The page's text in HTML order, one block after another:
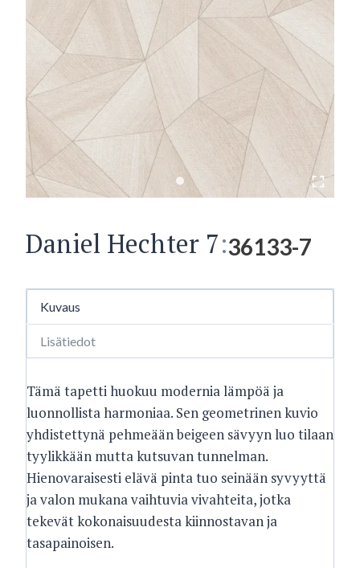
Daniel Hechter 7:36133-7
Kuvaus
Lisätiedot
Tämä tapetti huokuu modernia lämpöä ja
luonnollista harmoniaa. Sen geometrinen kuvio
yhdistettynä pehmeään beigeen sävyyn luo tilaan
tyylikkään mutta kutsuvan tunnelman.
Hienovaraisesti elävä pinta tuo seinään syvyyttä
ja valon mukana vaihtuvia vivahteita, jotka
tekevät kokonaisuudesta kiinnostavan ja
tasapainoisen.